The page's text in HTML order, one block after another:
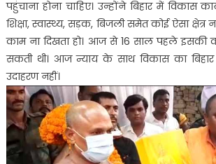
पहुंचाना होना चाहिए। उन्होंने बिहार में विकास
शिक्षा, स्वास्थ्य, सड़क, बिजली समेत कोई ऐसा क्षेत्र
काम ना दिखता हो। आज से 16 साल पहले इसकी
सकती थी। आज न्याय के साथ विकास का
उदाहरण नहीं।